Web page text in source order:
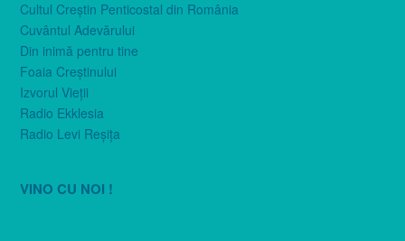
Cultul Creştin Penticostal din România
Cuvântul Adevărului
Din inimă pentru tine
Foaia Creştinului
Izvorul Vieţii
Radio Ekklesia
Radio Levi Reşiţa
VINO CU NOI !